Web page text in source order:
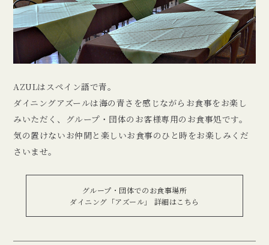
AZULはスペイン語で青。
ダイニングアズールは海の青さを感じながらお食事をお楽し
みいただく、グループ・団体のお客様専用のお食事処です。
気の置けないお仲間と楽しいお食事のひと時をお楽しみくだ
さいませ。
グループ・団体でのお食事場所
ダイニング「アズール」 詳細はこちら